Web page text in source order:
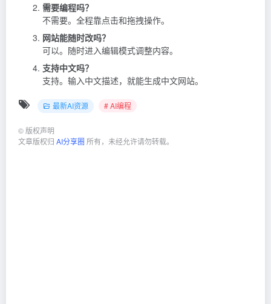
需要编程吗？
不需要。全程靠点击和拖拽操作。
网站能随时改吗？
可以。随时进入编辑模式调整内容。
支持中文吗？
支持。输入中文描述，就能生成中文网站。
最新AI资源 # AI编程
© 版权声明
文章版权归 AI分享圈 所有，未经允许请勿转载。